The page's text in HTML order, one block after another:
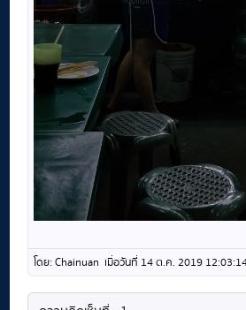
โดย: Chainuan เมื่อวันที่ 14 ต.ค. 2019